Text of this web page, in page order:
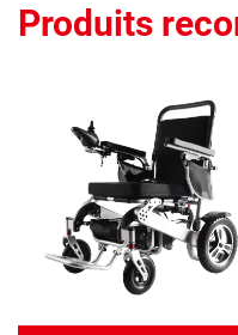
Produits